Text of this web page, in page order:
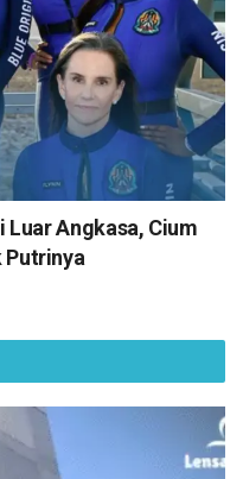
Luar Angkasa, Cium
Putrinya